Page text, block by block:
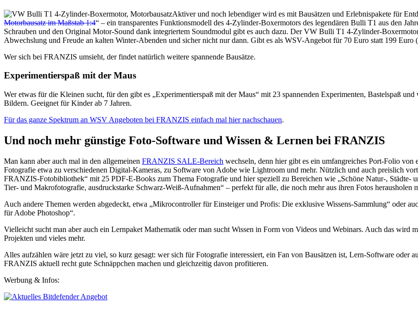
Aktiver und noch lebendiger wird es mit Bausätzen und Erlebnispakete für
Motorbausatz im Maßstab 1:4“ – ein transparentes Funktionsmodell des 4-Zylinder-Boxermotors des legendären Bulli T1 aus den
Schrauben und den Original Motor-Sound dank integriertem Soundmodul gibt es auch dazu. Der VW Bulli T1 4-Zylinder-
Abwechslung und Freude an kalten Winter-Abenden und sicher nicht nur dann. Gibt es als WSV-Angebot für 70 Euro statt 199 Euro
Wer sich bei FRANZIS umsieht, der findet natürlich weitere spannende Bausätze.
Experimentierspaß mit der Maus
Wer etwas für die Kleinen sucht, für den gibt es „Experimentierspaß mit der Maus“ mit 23 spannenden Experimenten, Bastelspaß
Bildern. Geeignet für Kinder ab 7 Jahren.
Für das ganze Spektrum an WSV Angeboten bei FRANZIS einfach mal hier nachschauen.
Und noch mehr günstige Foto-Software und Wissen & Lernen bei FRANZIS
Man kann aber auch mal in den allgemeinen FRANZIS SALE-Bereich wechseln, denn hier gibt es ein umfangreiches Port-Folio von
Fotografie etwa zu verschiedenen Digital-Kameras, zu Software von Adobe wie Lightroom und mehr. Nützlich und auch preislich
FRANZIS-Fotobibliothek“ mit 25 PDF-E-Books zum Thema Fotografie und hier speziell zu Bereichen wie „Schöne Natur-, Städte-
Tier- und Makrofotografie, ausdruckstarke Schwarz-Weiß-Aufnahmen“ – perfekt für alle, die noch mehr aus ihren Fotos herausholen
Auch andere Themen werden abgedeckt, etwa „Mikrocontroller für Einsteiger und Profis: Die exklusive Wissens-Sammlung“ oder
für Adobe Photoshop“.
Vielleicht sucht man aber auch ein Lernpaket Mathematik oder man sucht Wissen in Form von Videos und Webinars. Auch das
Projekten und vieles mehr.
Alles aufzählen wäre jetzt zu viel, so kurz gesagt: wer sich für Fotografie interessiert, ein Fan von Bausätzen ist, Lern-Software oder
FRANZIS aktuell recht gute Schnäppchen machen und gleichzeitig davon profitieren.
Werbung & Infos: